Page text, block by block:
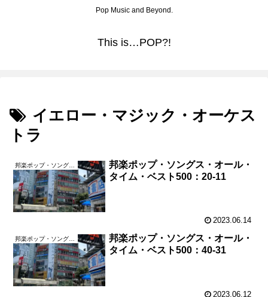
Pop Music and Beyond.
This is…POP?!
イエロー・マジック・オーケス
トラ
邦楽ポップ・ソングス・オール・
タイム・ベスト500：20-11
2023.06.14
邦楽ポップ・ソングス・オール・タイム・ベスト500
邦楽ポップ・ソングス・オール・
タイム・ベスト500：40-31
2023.06.12